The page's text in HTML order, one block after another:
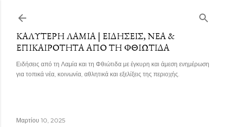
ΚΑΛΎΤΕΡΗ ΛΑΜΊΑ | ΕΙΔΉΣΕΙΣ, ΝΈΑ &
ΕΠΙΚΑΙΡΌΤΗΤΑ ΑΠΌ ΤΗ ΦΘΙΏΤΙΔΑ
Ειδήσεις από τη Λαμία και τη Φθιώτιδα με έγκυρη και άμεση ενημέρωση
για τοπικά νέα, κοινωνία, αθλητικά και εξελίξεις της περιοχής.
Μαρτίου 10, 2025